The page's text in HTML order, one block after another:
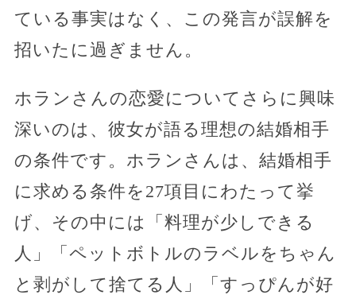
ている事実はなく、この発言が誤解を
招いたに過ぎません。
ホランさんの恋愛についてさらに興味
深いのは、彼女が語る理想の結婚相手
の条件です。ホランさんは、結婚相手
に求める条件を27項目にわたって挙
げ、その中には「料理が少しできる
人」「ペットボトルのラベルをちゃん
と剥がして捨てる人」「すっぴんが好